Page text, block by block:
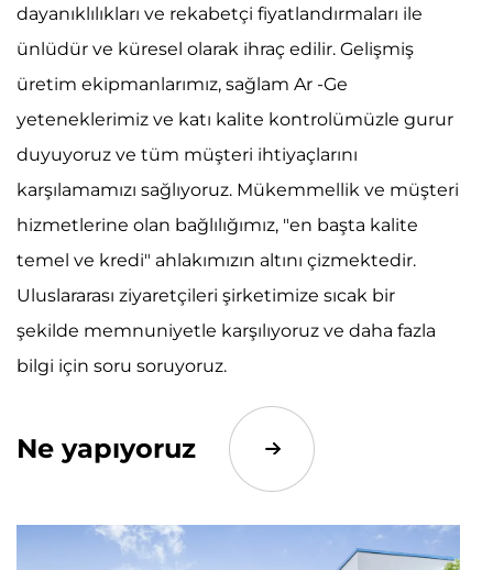
dayanıklılıkları ve rekabetçi fiyatlandırmaları ile
ünlüdür ve küresel olarak ihraç edilir. Gelişmiş
üretim ekipmanlarımız, sağlam Ar -Ge
yeteneklerimiz ve katı kalite kontrolümüzle gurur
duyuyoruz ve tüm müşteri ihtiyaçlarını
karşılamamızı sağlıyoruz. Mükemmellik ve müşteri
hizmetlerine olan bağlılığımız, "en başta kalite
temel ve kredi" ahlakımızın altını çizmektedir.
Uluslararası ziyaretçileri şirketimize sıcak bir
şekilde memnuniyetle karşılıyoruz ve daha fazla
bilgi için soru soruyoruz.
Ne yapıyoruz